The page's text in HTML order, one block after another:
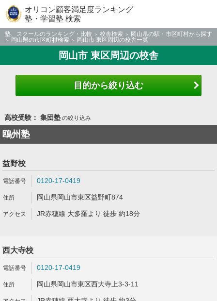
オリコン顧客満足度ランキング
塾・学習塾 検索
塾、スクールのランキング・比較 校舎検索
岡山県の駅・市区町村から探す
岡山県の市区町村検索
岡山市 東区周辺の校舎一覧
岡山市 東区周辺の校舎
目的から絞り込む
高校受験： 集団塾の絞り込み
鴎州塾
益野校
0120-17-0419
岡山県岡山市東区益野町874
JR赤穂線 大多羅より 徒歩 約18分
西大寺校
0120-17-0419
岡山県岡山市東区西大寺上3-3-11